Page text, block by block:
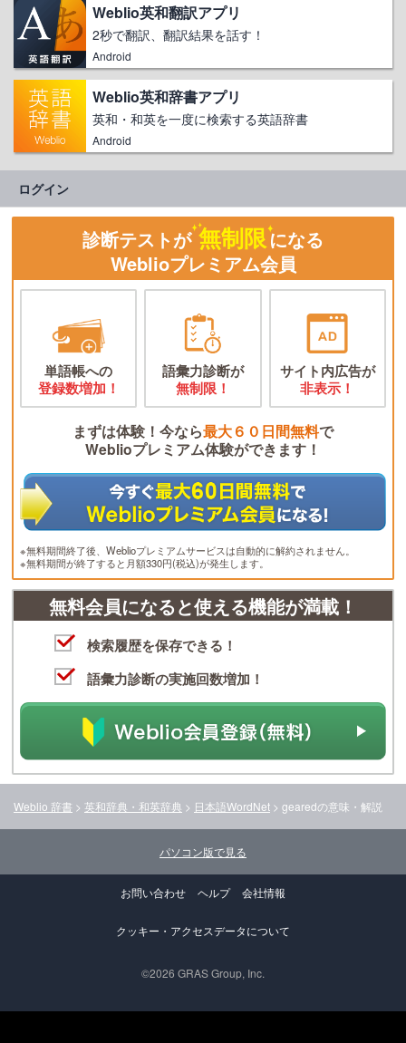
Weblio英和翻訳アプリ
2秒で翻訳、翻訳結果を話す！
Android
Weblio英和辞書アプリ
英和・和英を一度に検索する英語辞書
Android
ログイン
診断テストが 無制限になる
Weblioプレミアム会員
単語帳への
登録数増加！
語彙力診断が
無制限！
サイト内広告が
非表示！
まずは体験！今なら最大６０日間無料で
Weblioプレミアム体験ができます！
※無料期間終了後、Weblioプレミアムサービスは自動的に解約されません。
※無料期間が終了すると月額330円(税込)が発生します。
無料会員になると使える機能が満載！
検索履歴を保存できる！
語彙力診断の実施回数増加！
Weblio 辞書 > 英和辞典・和英辞典 > 日本語WordNet > gearedの意味・解説
パソコン版で見る
お問い合わせ ヘルプ 会社情報
クッキー・アクセスデータについて
©2026 GRAS Group, Inc.